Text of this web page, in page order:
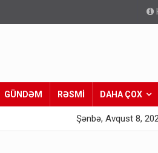
GÜNDƏM RƏSMİ DAHA ÇOX
Şənbə, Avqust 8,